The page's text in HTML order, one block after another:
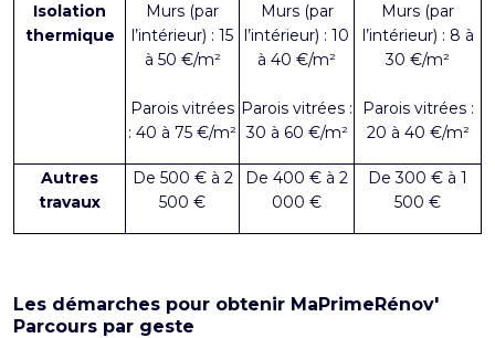
Isolation
thermique
Murs (par
l’intérieur) : 15
à 50 €/m²
Parois vitrées
: 40 à 75 €/m²
Murs (par
l’intérieur) : 10
à 40 €/m²
Parois vitrées :
30 à 60 €/m²
Murs (par
l’intérieur) : 8 à
30 €/m²
Parois vitrées :
20 à 40 €/m²
Autres
travaux
De 500 € à 2
500 €
De 400 € à 2
000 €
De 300 € à 1
500 €
Les démarches pour obtenir MaPrimeRénov'
Parcours par geste